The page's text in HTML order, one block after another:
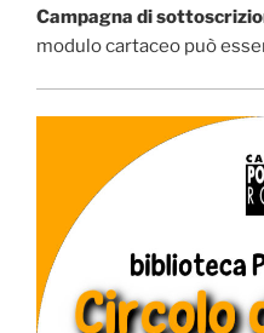
Campagna di
modulo cartaceo può